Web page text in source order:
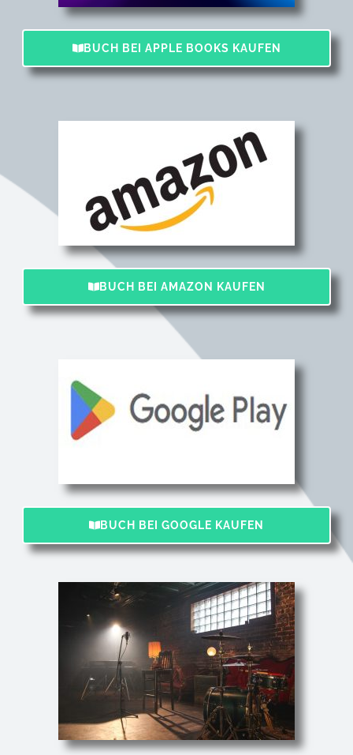
BUCH BEI APPLE BOOKS KAUFEN
BUCH BEI AMAZON KAUFEN
BUCH BEI GOOGLE KAUFEN